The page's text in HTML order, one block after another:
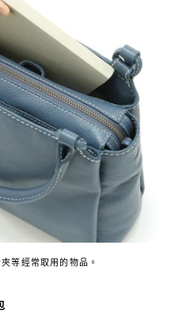
等經常取用的物品。